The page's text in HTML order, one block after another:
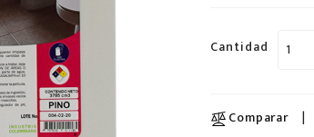
Cantidad
Comparar